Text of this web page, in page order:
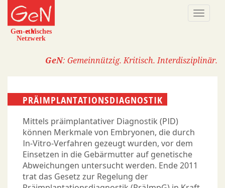
Direkt
zum
Inhalt
GeN: Gemeinnützig. Kritisch. Interdisziplinär.
PRÄIMPLANTATIONSDIAGNOSTIK
Mittels präimplantativer Diagnostik (PID)
können Merkmale von Embryonen, die durch
In-Vitro-Verfahren gezeugt wurden, vor dem
Einsetzen in die Gebärmutter auf genetische
Abweichungen untersucht werden. Ende 2011
trat das Gesetz zur Regelung der